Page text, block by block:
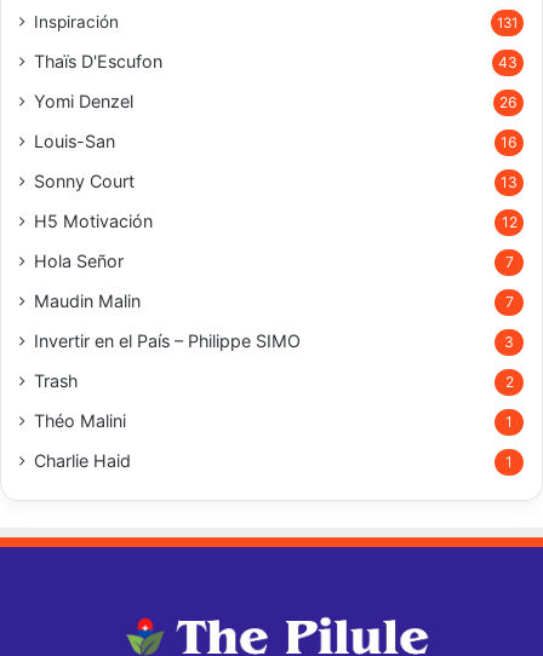
Inspiración 131
Thaïs D'Escufon 43
Yomi Denzel 26
Louis-San 16
Sonny Court 13
H5 Motivación 12
Hola Señor 7
Maudin Malin 7
Invertir en el País – Philippe SIMO 3
Trash 2
Théo Malini 1
Charlie Haid 1